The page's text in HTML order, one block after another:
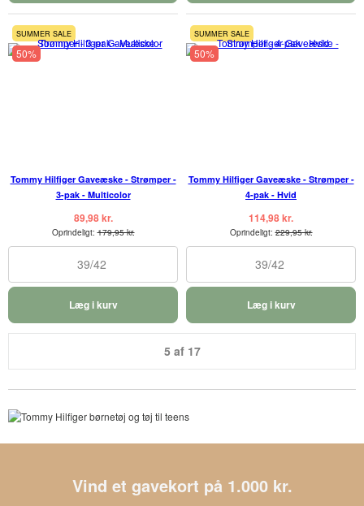
SUMMER SALE
50%
Tommy Hilfiger Gaveæske - Strømper -
3-pak - Multicolor
89,98 kr.
Oprindeligt:179,95 kr.
39/42
Læg i kurv
SUMMER SALE
50%
Tommy Hilfiger Gaveæske - Strømper -
4-pak - Hvid
114,98 kr.
Oprindeligt:229,95 kr.
39/42
Læg i kurv
5 af 17
Vind et gavekort på 1.000 kr.